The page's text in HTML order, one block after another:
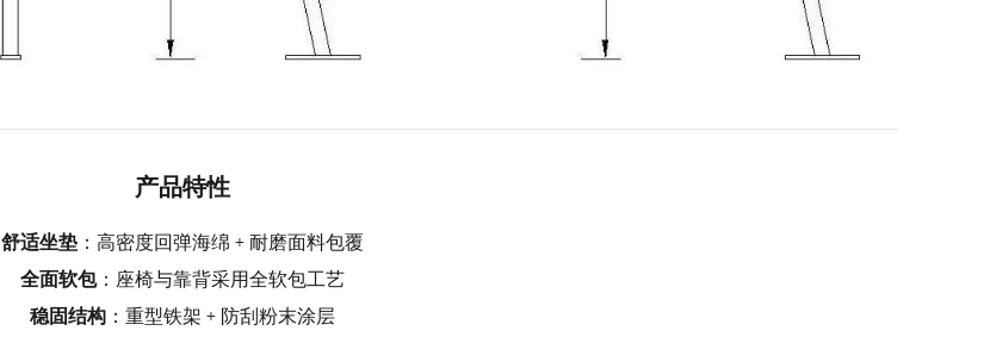
产品特性
舒适坐垫 ：高密度回弹海绵 + 耐磨面料包覆
全面软包：座椅与靠背采用全软包工艺
稳固结构 ：重型铁架 + 防刮粉末涂层